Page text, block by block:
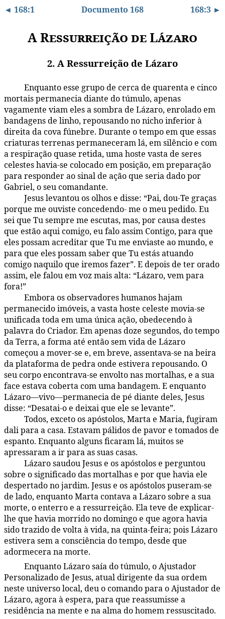
◄ 168:1 Documento 168 168:3 ►
A Ressurreição de Lázaro
2. A Ressurreição de Lázaro
Enquanto esse grupo de cerca de quarenta e cinco
mortais permanecia diante do túmulo, apenas
vagamente viam eles a sombra de Lázaro, enrolado em
bandagens de linho, repousando no nicho inferior à
direita da cova fúnebre. Durante o tempo em que essas
criaturas terrenas permaneceram lá, em silêncio e com
a respiração quase retida, uma hoste vasta de seres
celestes havia-se colocado em posição, em preparação
para responder ao sinal de ação que seria dado por
Gabriel, o seu comandante.
Jesus levantou os olhos e disse: “Pai, dou-Te graças
porque me ouviste concedendo- me o meu pedido. Eu
sei que Tu sempre me escutas, mas, por causa destes
que estão aqui comigo, eu falo assim Contigo, para que
eles possam acreditar que Tu me enviaste ao mundo, e
para que eles possam saber que Tu estás atuando
comigo naquilo que iremos fazer”. E depois de ter orado
assim, ele falou em voz mais alta: “Lázaro, vem para
fora!”
Embora os observadores humanos hajam
permanecido imóveis, a vasta hoste celeste movia-se
unificada toda em uma única ação, obedecendo à
palavra do Criador. Em apenas doze segundos, do tempo
da Terra, a forma até então sem vida de Lázaro
começou a mover-se e, em breve, assentava-se na beira
da plataforma de pedra onde estivera repousando. O
seu corpo encontrava-se envolto nas mortalhas, e a sua
face estava coberta com uma bandagem. E enquanto
Lázaro—vivo—permanecia de pé diante deles, Jesus
disse: “Desatai-o e deixai que ele se levante”.
168:2.4Todos, exceto os apóstolos, Marta e Maria, fugiram
dali para a casa. Estavam pálidos de pavor e tomados de
espanto. Enquanto alguns ficaram lá, muitos se
apressaram a ir para as suas casas.
Lázaro saudou Jesus e os apóstolos e perguntou
sobre o significado das mortalhas e por que havia ele
despertado no jardim. Jesus e os apóstolos puseram-se
de lado, enquanto Marta contava a Lázaro sobre a sua
morte, o enterro e a ressurreição. Ela teve de explicar-
lhe que havia morrido no domingo e que agora havia
sido trazido de volta à vida, na quinta-feira; pois Lázaro
estivera sem a consciência do tempo, desde que
adormecera na morte.
Enquanto Lázaro saía do túmulo, o Ajustador
Personalizado de Jesus, atual dirigente da sua ordem
neste universo local, deu o comando para o Ajustador de
Lázaro, agora à espera, para que reassumisse a
residência na mente e na alma do homem ressuscitado.